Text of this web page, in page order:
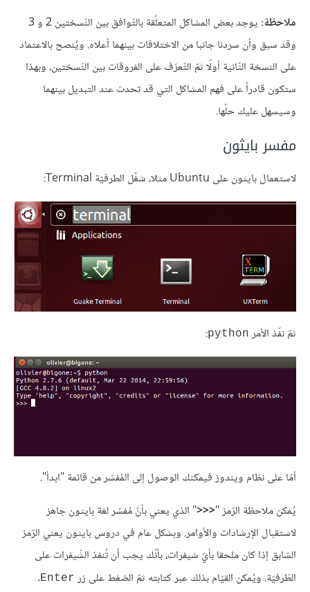
ملاحظة:
يوجد بعض المشاكل المتعلّقة بالتّوافق بين النّسختين 2 و 3
وقد سبق وأن سردنا جانبا من الاختلافات بينهما أعلاه. ويُنصح بالاعتماد
على النسخة الثّانية أولّا ثمّ التّعرّف على الفروقات بين النّسختين، وبهذا
ستكون قادراً على فهم المشاكل التي قد تحدث عند التبديل بينهما
وسيسهل عليك حلّها.
مفسر بايثون
لاستعمال بايثون على Ubuntu مثلا، شغّل الطرفيّة Terminal:
ثمّ نفّذ الأمر python
:
أمّا على نظام ويندوز فيمكنك الوصول إلى المُفسّر من قائمة "ابدأ".
يُمكن ملاحظة الرّمز "<<<" الذي يعني بأنّ مُفسّر لغة بايثون جاهز
لاستقبال الإرشادات والأوامر. وبشكل عام في دروس بايثون يعني الرّمز
السّابق إذا كان ملحقا بأيّ شيفرات، بأنّك يجب أن تُنفذ الشّيفرات على
الطّرفيّة. ويُمكن القيّام بذلك عبر كتابته ثمّ الضغط على زر Enter
.